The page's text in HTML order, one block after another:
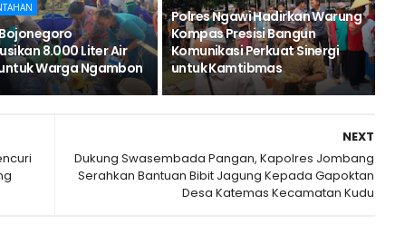
8.000 Liter Air
Warga Ngambon
Polres Ngawi Hadirkan Warung
Kompas Presisi Bangun
Komunikasi Perkuat Sinergi
untuk Kamtibmas
NEXT
Dukung Swasembada Pangan, Kapolres Jombang
Serahkan Bantuan Bibit Jagung Kepada Gapoktan
Desa Katemas Kecamatan Kudu